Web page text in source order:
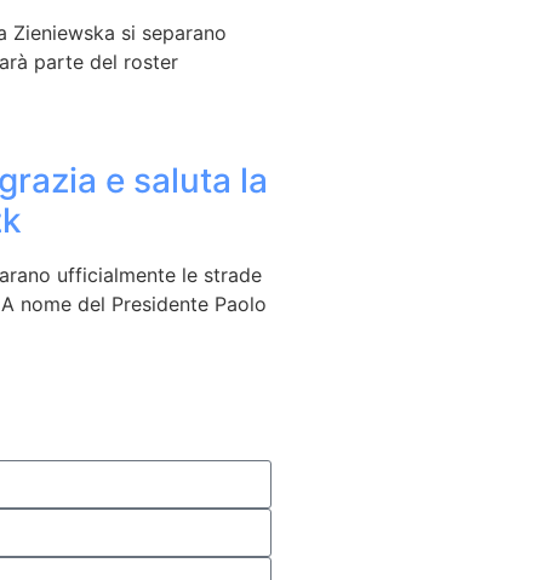
Zieniewska si separano
parte del roster
e saluta la
ufficialmente le strade
nome del Presidente Paolo